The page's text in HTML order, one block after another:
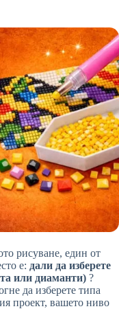
рисуване, един от
е: дали да изберете
или диаманти) ?
да изберете типа
проект, вашето ниво